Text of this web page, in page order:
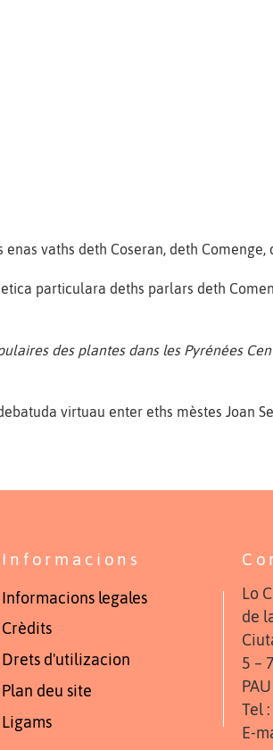
vaths deth Coseran, deth Comenge,
particulara deths parlars deth
des plantes dans les Pyrénées
virtuau enter eths mèstes Joan
Informacions
Informacions legales
Crèdits
Drets d'utilizacion
Plan deu site
Ligams
Lo
de
5 –
PAU
Tel
E-